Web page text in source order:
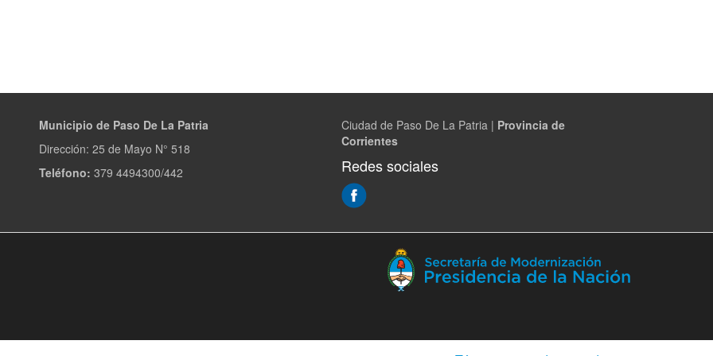
Municipio de Paso De La Patria
Dirección: 25 de Mayo N° 518
Teléfono: 379 4494300/442
Ciudad de Paso De La Patria | Provincia de
Corrientes
Redes sociales